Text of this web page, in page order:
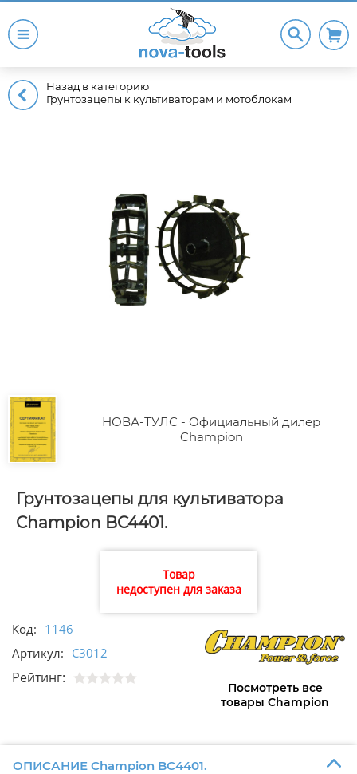
Назад в категорию
Грунтозацепы к культиваторам и мотоблокам
НОВА-ТУЛС - Официальный дилер
Champion
Грунтозацепы для культиватора
Champion BC4401.
Товар
недоступен для заказа
Код: 1146
Артикул: C3012
Рейтинг:
Посмотреть все
товары Champion
ОПИСАНИЕ Champion BC4401.